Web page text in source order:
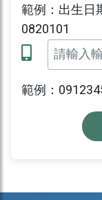
範例：出生日
0820101
範例：